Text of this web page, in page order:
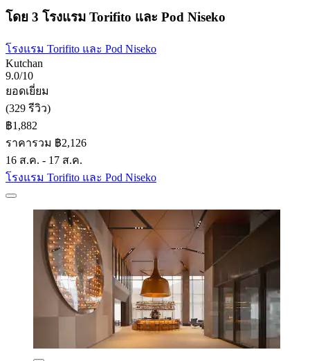
โดย 3 โรงแรม Torifito และ Pod Niseko
โรงแรม Torifito และ Pod Niseko
Kutchan
9.0/10
ยอดเยี่ยม
(329 รีวิว)
฿1,882
ราคารวม ฿2,126
16 ส.ค. - 17 ส.ค.
โรงแรม Torifito และ Pod Niseko